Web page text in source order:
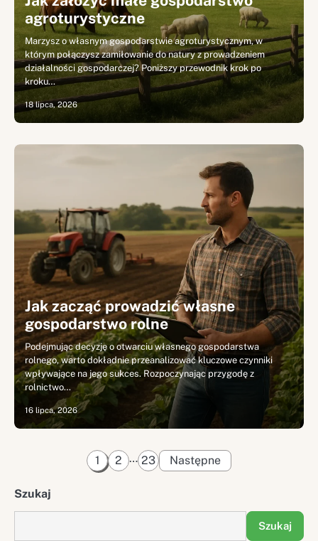
agroturystyczne
Marzysz o własnym gospodarstwie agroturystycznym, w
którym połączysz zamiłowanie do natury z prowadzeniem
działalności gospodarczej? Poniższy przewodnik krok po
kroku…
18 lipca, 2026
Jak zacząć prowadzić własne
gospodarstwo rolne
Podejmując decyzję o otwarciu własnego gospodarstwa
rolnego, warto dokładnie przeanalizować kluczowe czynniki
wpływające na jego sukces. Rozpoczynając przygodę z
rolnictwo…
16 lipca, 2026
Stronicowanie
1 2 … 23 Następne
Szukaj
Szukaj